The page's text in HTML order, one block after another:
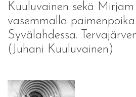
Kuuluvainen sekä
vasemmalla
Syvälahdessa.
(Juhani Kuuluvainen)